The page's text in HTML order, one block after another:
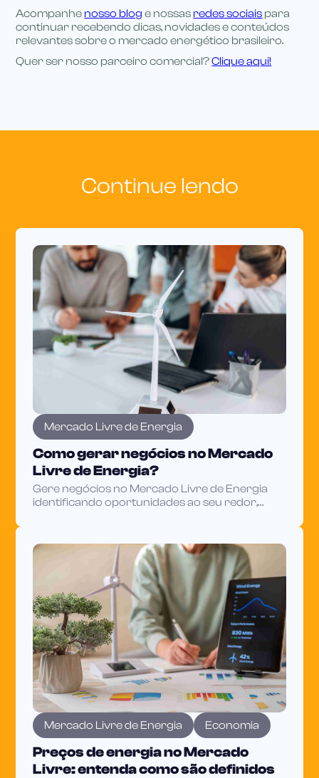
Acompanhe nosso blog e nossas redes sociais para
continuar recebendo dicas, novidades e conteúdos
relevantes sobre o mercado energético brasileiro.
Quer ser nosso parceiro comercial?Clique aqui!
Continue lendo
Mercado Livre de Energia
Como gerar negócios no Mercado
Livre de Energia?
Gere negócios no Mercado Livre de Energia
identificando oportunidades ao seu redor,
Mercado Livre de Energia Economia
Preços de energia no Mercado
Livre: entenda como são definidos